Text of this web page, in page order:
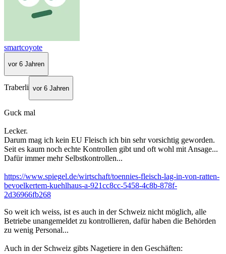
smartcoyote
vor 6 Jahren
Traberli vor 6 Jahren
Guck mal
Lecker.
Darum mag ich kein EU Fleisch ich bin sehr vorsichtig geworden.
Seit es kaum noch echte Kontrollen gibt und oft wohl mit Ansage...
Dafür immer mehr Selbstkontrollen...
https://www.spiegel.de/wirtschaft/toennies-fleisch-lag-in-von-ratten-
bevoelkertem-kuehlhaus-a-921cc8cc-5458-4c8b-878f-
2d36966fb268
So weit ich weiss, ist es auch in der Schweiz nicht möglich, alle
Betriebe unangemeldet zu kontrollieren, dafür haben die Behörden
zu wenig Personal...
Auch in der Schweiz gibts Nagetiere in den Geschäften: